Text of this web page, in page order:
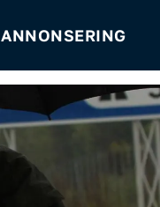
ANNONSERING